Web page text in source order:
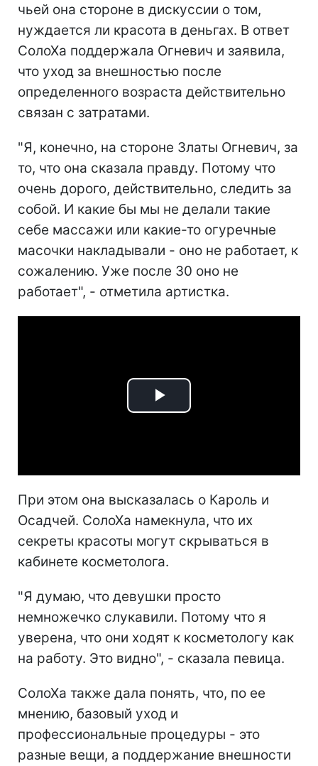
чьей она стороне в дискуссии о том,
нуждается ли красота в деньгах. В ответ
СолоХа поддержала Огневич и заявила,
что уход за внешностью после
определенного возраста действительно
связан с затратами.
"Я, конечно, на стороне Златы Огневич, за
то, что она сказала правду. Потому что
очень дорого, действительно, следить за
собой. И какие бы мы не делали такие
себе массажи или какие-то огуречные
масочки накладывали - оно не работает, к
сожалению. Уже после 30 оно не
работает", - отметила артистка.
Play
При этом она высказалась о Кароль и
Осадчей. СолоХа намекнула, что их
секреты красоты могут скрываться в
кабинете косметолога.
"Я думаю, что девушки просто
немножечко слукавили. Потому что я
уверена, что они ходят к косметологу как
на работу. Это видно", - сказала певица.
СолоХа также дала понять, что, по ее
мнению, базовый уход и
профессиональные процедуры - это
разные вещи, а поддержание внешности